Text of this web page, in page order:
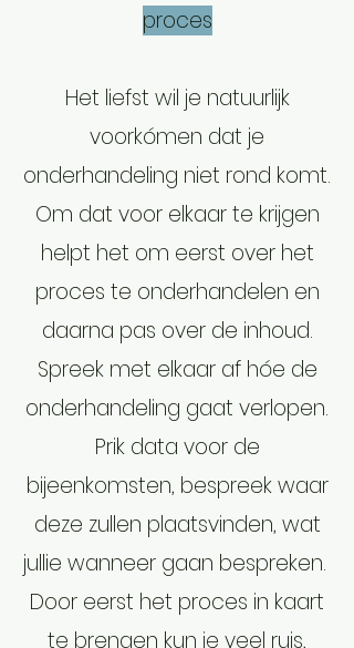
proces
Het liefst wil je natuurlijk
voorkómen dat je
onderhandeling niet rond komt.
Om dat voor elkaar te krijgen
helpt het om eerst over het
proces te onderhandelen en
daarna pas over de inhoud.
Spreek met elkaar af hóe de
onderhandeling gaat verlopen.
Prik data voor de
bijeenkomsten, bespreek waar
deze zullen plaatsvinden, wat
jullie wanneer gaan bespreken.
Door eerst het proces in kaart
te brengen kun je veel ruis,